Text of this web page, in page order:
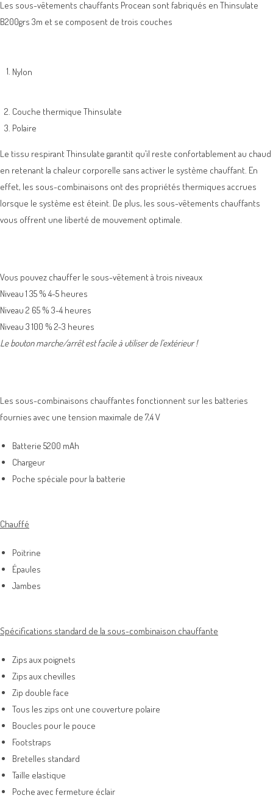
Les sous-vêtements chauffants Procean sont fabriqués en Thinsulate
B200grs 3m et se composent de trois couches
Nylon
Couche thermique Thinsulate
Polaire
Le tissu respirant Thinsulate garantit qu’il reste confortablement au chaud
en retenant la chaleur corporelle sans activer le système chauffant. En
effet, les sous-combinaisons ont des propriétés thermiques accrues
lorsque le système est éteint. De plus, les sous-vêtements chauffants
vous offrent une liberté de mouvement optimale.
Vous pouvez chauffer le sous-vêtement à trois niveaux
Niveau 1 35 % 4-5 heures
Niveau 2 65 % 3-4 heures
Niveau 3 100 % 2-3 heures
Le bouton marche/arrêt est facile à utiliser de l’extérieur !
Les sous-combinaisons chauffantes fonctionnent sur les batteries
fournies avec une tension maximale de 7,4 V
Batterie 5200 mAh
Chargeur
Poche spéciale pour la batterie
Chauffé
Poitrine
Épaules
Jambes
Spécifications standard de la sous-combinaison chauffante
Zips aux poignets
Zips aux chevilles
Zip double face
Tous les zips ont une couverture polaire
Boucles pour le pouce
Footstraps
Bretelles standard
Taille elastique
Poche avec fermeture éclair